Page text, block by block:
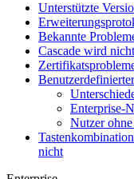
Unterstützte
Bekannte
Cascade wird
Enterprise-
Nutzer
nicht